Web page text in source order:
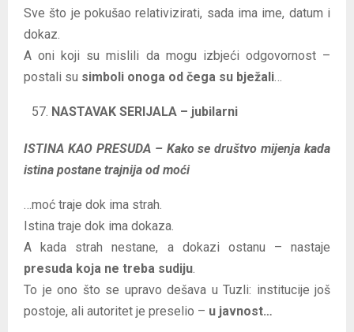
Sve što je pokušao relativizirati, sada ima ime, datum i
dokaz.
A oni koji su mislili da mogu izbjeći odgovornost –
postali su simboli onoga od čega su bježali
NASTAVAK SERIJALA – jubilarni
ISTINA KAO PRESUDA – Kako se društvo mijenja kada
istina postane trajnija od moći
…moć traje dok ima strah.
Istina traje dok ima dokaza.
A kada strah nestane, a dokazi ostanu – nastaje
presuda koja ne treba sudiju
To je ono što se upravo dešava u Tuzli: institucije još
postoje, ali autoritet je preselio – u javnost…